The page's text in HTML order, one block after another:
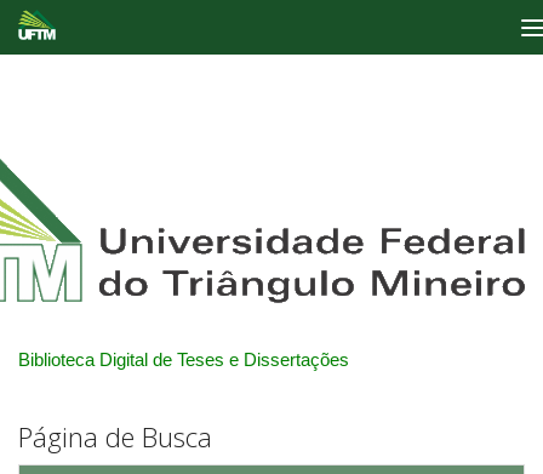
Biblioteca Digital de Teses e Dissertações
Página de Busca